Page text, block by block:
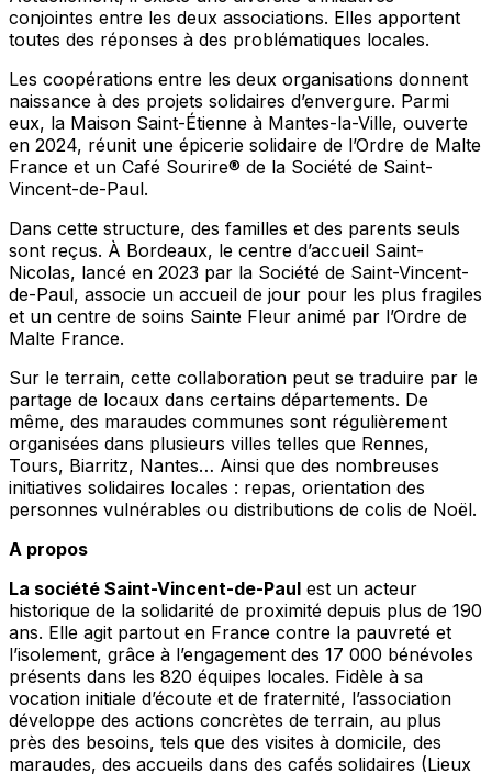
conjointes entre les deux associations. Elles apportent
toutes des réponses à des problématiques locales.
Les coopérations entre les deux organisations donnent
naissance à des projets solidaires d’envergure. Parmi
eux, la Maison Saint-Étienne à Mantes-la-Ville, ouverte
en 2024, réunit une épicerie solidaire de l’Ordre de Malte
France et un Café Sourire® de la Société de Saint-
Vincent-de-Paul.
Dans cette structure, des familles et des parents seuls
sont reçus. À Bordeaux, le centre d’accueil Saint-
Nicolas, lancé en 2023 par la Société de Saint-Vincent-
de-Paul, associe un accueil de jour pour les plus fragiles
et un centre de soins Sainte Fleur animé par l’Ordre de
Malte France.
Sur le terrain, cette collaboration peut se traduire par le
partage de locaux dans certains départements. De
même, des maraudes communes sont régulièrement
organisées dans plusieurs villes telles que Rennes,
Tours, Biarritz, Nantes… Ainsi que des nombreuses
initiatives solidaires locales : repas, orientation des
personnes vulnérables ou distributions de colis de Noël.
A propos
La société Saint-Vincent-de-Paul est un acteur
historique de la solidarité de proximité depuis plus de 190
ans. Elle agit partout en France contre la pauvreté et
l’isolement, grâce à l’engagement des 17 000 bénévoles
présents dans les 820 équipes locales. Fidèle à sa
vocation initiale d’écoute et de fraternité, l’association
développe des actions concrètes de terrain, au plus
près des besoins, tels que des visites à domicile, des
maraudes, des accueils dans des cafés solidaires (Lieux